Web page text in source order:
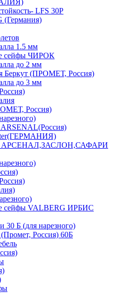
LFS 30P
(Германия)
1.5 мм
сейфы ЧИРОК
до 2 мм
Беркут (ПРОМЕТ, Россия)
до 3 мм
Россия)
АРСЕНАЛ,ЗАСЛОН,САФАРИ
сейфы VALBERG ИРБИС
30 Б (для нарезного)
Россия) 60Б